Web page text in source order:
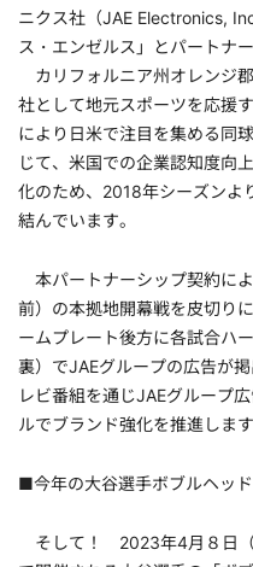
ニクス社（JAE Electronics,
ス・エンゼルス」とパートナ
カリフォルニア州オレンジ
社として地元スポーツを応援
により日米で注目を集める同
じて、米国での企業認知度向
化のため、2018年シーズンよ
結んでいます。
本パートナーシップ契約に
前）の本拠地開幕戦を皮切り
ームプレート後方に各試合ハ
裏）でJAEグループの広告が
レビ番組を通じJAEグループ
ルでブランド強化を推進します
■今年の大谷選手ボブルヘッ
そして！ 2023年4月８日（